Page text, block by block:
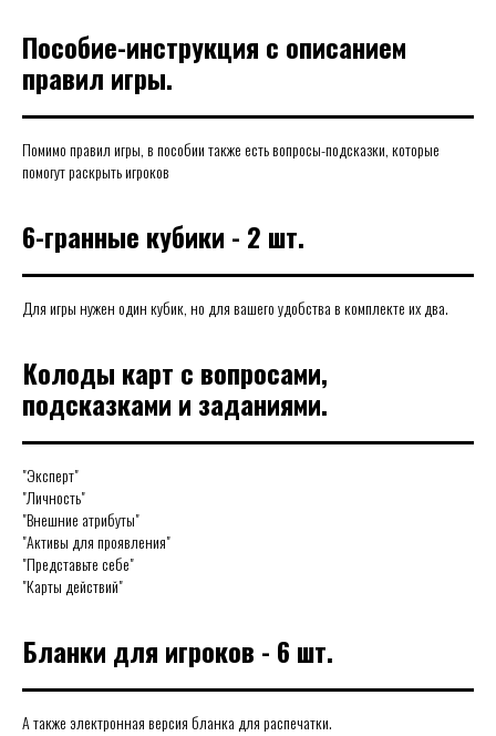
Пособие-инструкция с описанием
правил игры.
Помимо правил игры, в пособии также есть вопросы-подсказки, которые
помогут раскрыть игроков
6-гранные кубики - 2 шт.
Для игры нужен один кубик, но для вашего удобства в комплекте их два.
Колоды карт с вопросами,
подсказками и заданиями.
"Эксперт"
"Личность"
"Внешние атрибуты"
"Активы для проявления"
"Представьте себе"
"Карты действий"
Бланки для игроков - 6 шт.
А также электронная версия бланка для распечатки.